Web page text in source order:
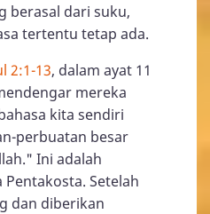
berasal dari suku,
tertentu tetap ada.
2:1-13, dalam ayat 11
mereka
kita sendiri
perbuatan besar
Ini adalah
Setelah
dan diberikan